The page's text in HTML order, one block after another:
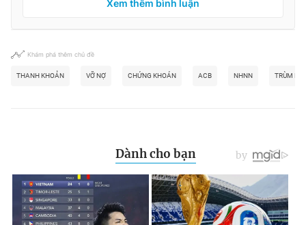
Xem thêm bình luận
Khám phá thêm chủ đề
THANH KHOẢN VỠ NỢ CHỨNG KHOÁN ACB NHNN TRÙM